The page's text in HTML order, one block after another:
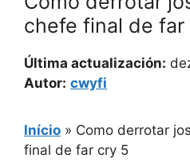
chefe final de far
Última actualización:
Autor: cwyfi
Início » Como derrotar
final de far cry 5